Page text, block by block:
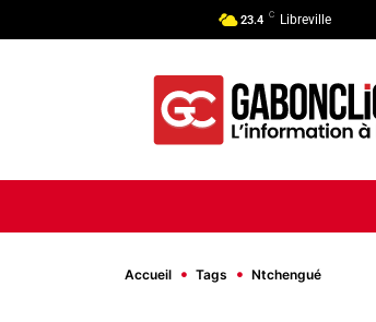
23.4 C Libreville
Accueil Tags Ntchengué